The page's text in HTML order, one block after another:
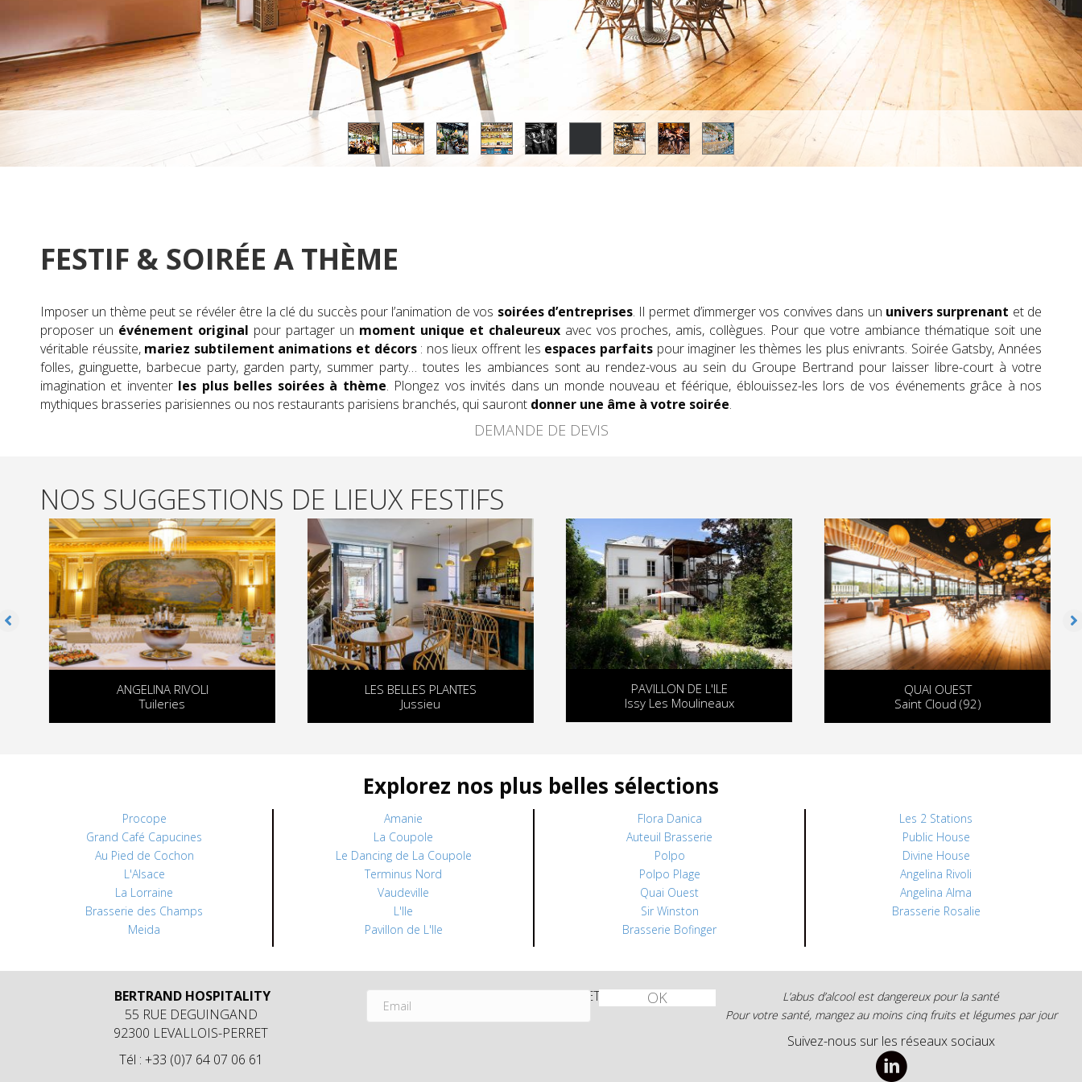
FESTIF & SOIRÉE A THÈME
Imposer un thème peut se révéler être la clé du succès pour l’animation de vos soirées d’entreprises. Il permet d’immerger vos convives dans un univers surprenant et de
proposer un événement original pour partager un moment unique et chaleureuxavec vos proches, amis, collègues. Pour que votre ambiance thématique soit une
véritable réussite, mariez subtilement animations et décors: nos lieux offrent les espaces parfaitspour imaginer les thèmes les plus enivrants. Soirée Gatsby, Années
folles, guinguette, barbecue party, garden party, summer party… toutes les ambiances sont au rendez-vous au sein du Groupe Bertrand pour laisser libre-court à votre
imagination et inventerles plus belles soirées à thème. Plongez vos invités dans un monde nouveau et féérique, éblouissez-les lors de vos événements grâce à nos
mythiques brasseries parisiennes ou nos restaurants parisiens branchés, qui sauront donner une âme à votre soirée.
DEMANDE DE DEVIS
NOS SUGGESTIONS DE LIEUX FESTIFS
ANGELINA RIVOLI
Tuileries
LES BELLES PLANTES
Jussieu
PAVILLON DE L'ILE
Issy Les Moulineaux
QUAI OUEST
Saint Cloud (92)
Explorez nos plus belles sélections
Procope
Grand Café Capucines
Au Pied de Cochon
L'Alsace
La Lorraine
Brasserie des Champs
Meida
Amanie
La Coupole
Le Dancing de La Coupole
Terminus Nord
Vaudeville
L'Ile
Pavillon de L'Ile
Flora Danica
Auteuil Brasserie
Polpo
Polpo Plage
Quai Ouest
Sir Winston
Brasserie Bofinger
Les 2 Stations
Public House
Divine House
Angelina Rivoli
Angelina Alma
Brasserie Rosalie
BERTRAND HOSPITALITY
55 RUE DEGUINGAND
92300 LEVALLOIS-PERRET
Tél : +33 (0)7 64 07 06 61
INSCRIPTION NEWSLETTER OK
L’abus d’alcool est dangereux pour la santé
Pour votre santé, mangez au moins cinq fruits et légumes par jour
Suivez-nous sur les réseaux sociaux